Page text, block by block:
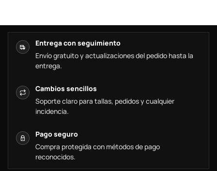
Entrega con seguimiento
Envío gratuito y actualizaciones del pedido hasta la
entrega.
Cambios sencillos
Soporte claro para tallas, pedidos y cualquier
incidencia.
Pago seguro
Compra protegida con métodos de pago
reconocidos.